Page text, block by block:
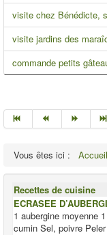
visite chez Bénédicte,
visite jardins des
commande petits
Vous êtes ici : Accueil
Recettes de cuisine
ECRASEE
1 aubergine moyenne
cumin Sel, poivre